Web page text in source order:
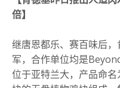
倍】
继唐恩都乐、赛百味后
军，合作单位均是
位于亚特兰大，产品命